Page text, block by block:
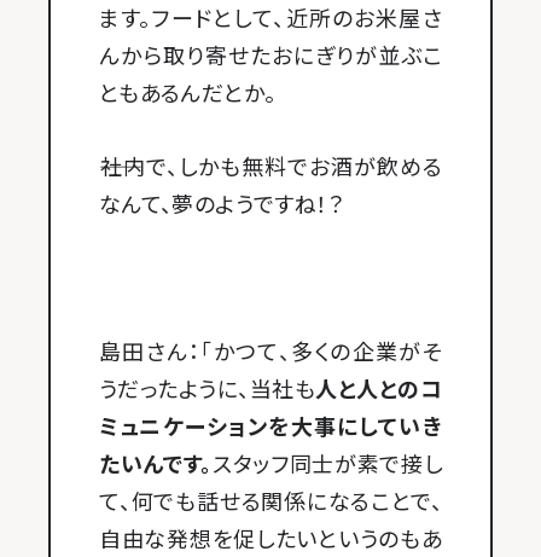
ます。フードとして、近所のお米屋さ
んから取り寄せたおにぎりが並ぶこ
ともあるんだとか。
――社内で、しかも無料でお酒が飲める
なんて、夢のようですね！？
島田さん：「かつて、多くの企業がそ
うだったように、当社も人と人とのコ
ミュニケーションを大事にしていき
たいんです。 スタッフ同士が素で接し
て、何でも話せる関係になることで、
自由な発想を促したいというのもあ